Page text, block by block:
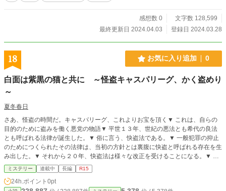
感想数 0
文字数 128,599
最終更新日 2024.04.03
登録日 2024.03.28
18 お気に入り追加 0
白面は紫黒の猫と共に ～怪盗キャスパリーグ、かく盗めり
～
夏冬春日
さあ、怪盗の時間だ。キャスパリーグ、これよりお宝を頂く▼ これは、自らの
目的のために盗みを働く悪党の物語▼ 平世１３年、世紀の悪法とも希代の良法
とも呼ばれる法律が誕生した。▼ 俗に言う、快盗法である。▼ 一般犯罪の抑止
のためにつくられたその法律は、当初の方針とは裏腹に快盗と呼ばれる存在を生
み出した。▼ それから２０年、快盗法は様々な改正を受けることになる。▼ そ
うして快盗は、一種のエンターテイメントとして大衆に受け入れられていた。▼
まさに今は大快盗時代と言えた。▼ ここに１人の快盗がいる。▼ 快盗キャスパ
リーグ。彼もまた自らの望みを叶えるため、今日もまた紫黒の猫と共にお宝を狙
ミステリー 連載中 長編 R15
24h.ポイント 0pt